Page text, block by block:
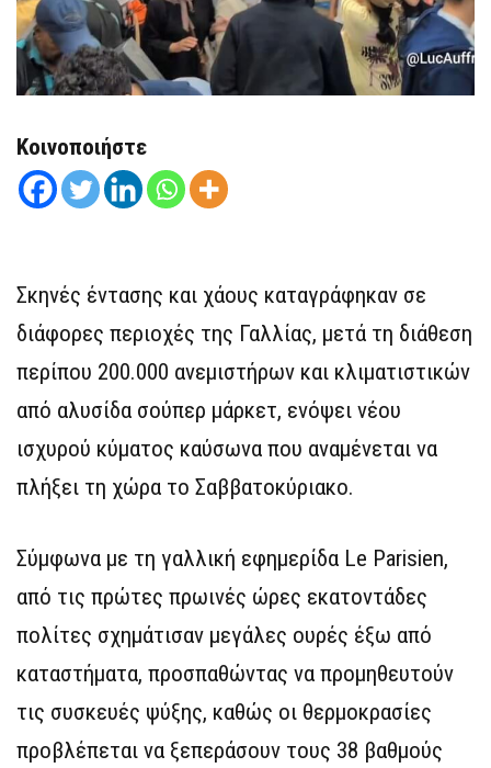
Κοινοποιήστε
Σκηνές έντασης και χάους καταγράφηκαν σε
διάφορες περιοχές της Γαλλίας, μετά τη διάθεση
περίπου 200.000 ανεμιστήρων και κλιματιστικών
από αλυσίδα σούπερ μάρκετ, ενόψει νέου
ισχυρού κύματος καύσωνα που αναμένεται να
πλήξει τη χώρα το Σαββατοκύριακο.
Σύμφωνα με τη γαλλική εφημερίδα Le Parisien,
από τις πρώτες πρωινές ώρες εκατοντάδες
πολίτες σχημάτισαν μεγάλες ουρές έξω από
καταστήματα, προσπαθώντας να προμηθευτούν
τις συσκευές ψύξης, καθώς οι θερμοκρασίες
προβλέπεται να ξεπεράσουν τους 38 βαθμούς